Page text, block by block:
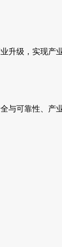
升级，实现产
与可靠性、产